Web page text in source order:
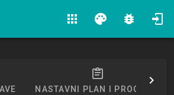
apps palette bug_report
NASTAVNI PLAN I PROGRAM